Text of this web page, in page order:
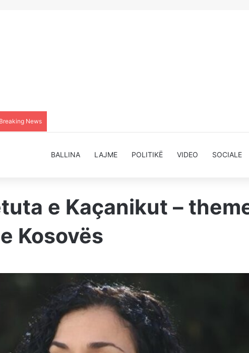
Breaking News
BALLINA LAJME POLITIKË VIDEO SOCIALE
e Kaçanikut –
Kosovës